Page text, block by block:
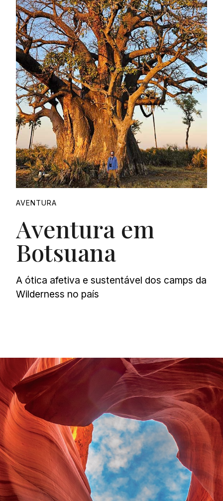
Proudly
AVENTURA
Aventura em
Botsuana
A ótica afetiva e sustentável dos camps da
Wilderness no país